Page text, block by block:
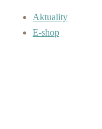
Aktuality
E-shop